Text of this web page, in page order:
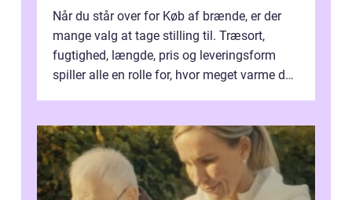
Når du står over for Køb af brænde, er der
mange valg at tage stilling til. Træsort,
fugtighed, længde, pris og leveringsform
spiller alle en rolle for, hvor meget varme du